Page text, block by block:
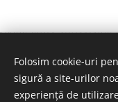
© Copyright
Folosim cookie-uri
sigură a site-urilor
experiență de